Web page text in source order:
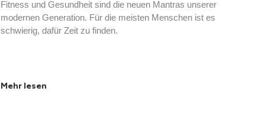
Fitness und Gesundheit sind die neuen Mantras unserer
modernen Generation. Für die meisten Menschen ist es
schwierig, dafür Zeit zu finden.
Mehr lesen